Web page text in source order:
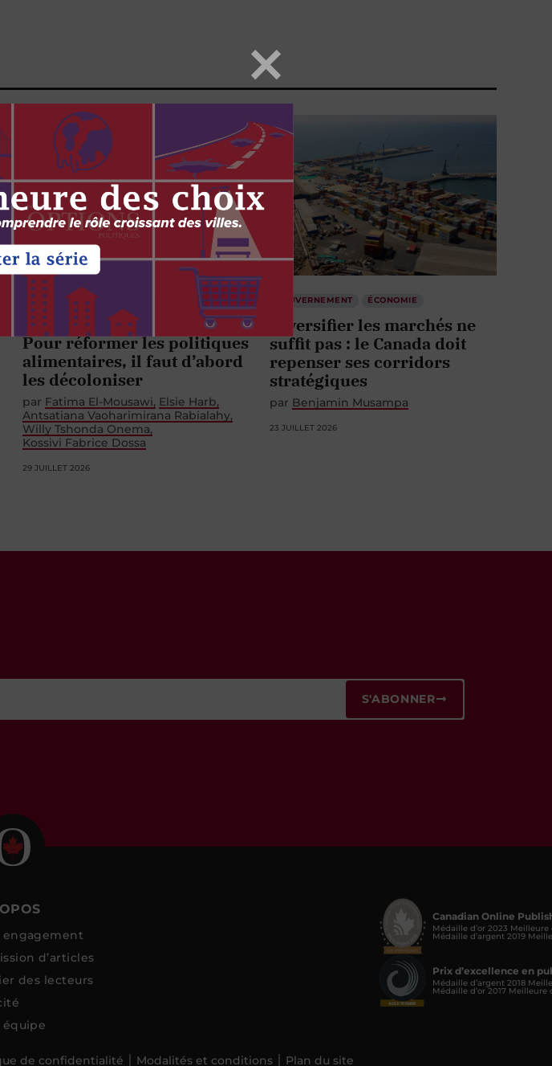
ENVIRONNEMENT
AUTOCHTONES
Pour réformer les politiques
alimentaires, il faut d’abord
les décoloniser
par Fatima El-Mousawi Elsie Harb
Antsatiana Vaoharimirana Rabialahy
Willy Tshonda Onema
Kossivi Fabrice Dossa
29 JUILLET 2026
GOUVERNEMENT ÉCONOMIE
Diversifier les marchés ne
suffit pas : le Canada doit
repenser ses corridors
stratégiques
par Benjamin Musampa
23 JUILLET 2026
S'ABONNER
engagement
d’articles
des lecteurs
équipe
de confidentialité Modalités et conditions Plan du site
Canadian Online
Médaille d’or 2023
Médaille d’argent 2019
Prix d’excellence en
Médaille d’argent 2018
Médaille d’or 2017 Meilleure